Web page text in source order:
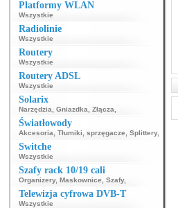
Platformy WLAN
Wszystkie
Radiolinie
Wszystkie
Routery
Wszystkie
Routery ADSL
Wszystkie
Solarix
Narzędzia Gniazdka Złącza
Światłowody
Akcesoria Tłumiki, sprzęgacze Splittery,
Switche
Wszystkie
Szafy rack 10/19 cali
Organizery, Maskownice Szafy,
Telewizja cyfrowa DVB-T
Wszystkie